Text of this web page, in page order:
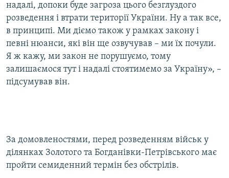
надалі, допоки буде загроза цього безглуздого
розведення і втрати території України. Ну а так все,
в принципі. Ми діємо також у рамках закону і
певні нюанси, які він ще озвучував – ми їх почули.
Я ж кажу, ми закон не порушуємо, тому
залишаємося тут і надалі стоятимемо за Україну», –
підсумував він.
За домовленостями, перед розведенням військ у
ділянках Золотого та Богданівки-Петрівського має
пройти семиденний термін без обстрілів.